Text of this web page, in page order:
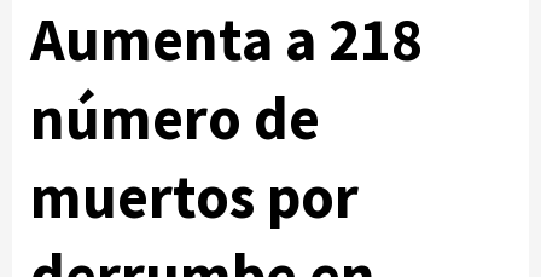
Aumenta a 218
número de
muertos por